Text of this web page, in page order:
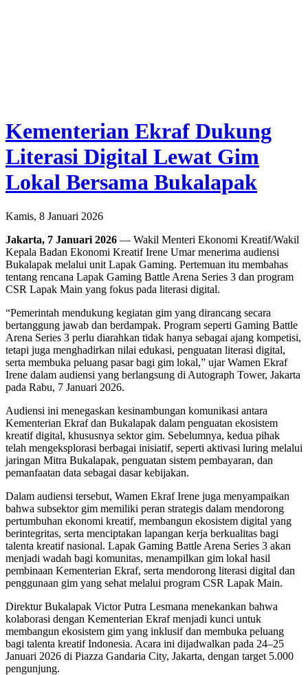
Kementerian Ekraf Dukung
Literasi Digital Lewat Gim
Lokal Bersama Bukalapak
Kamis, 8 Januari 2026
Jakarta, 7 Januari 2026 — Wakil Menteri Ekonomi Kreatif/Wakil
Kepala Badan Ekonomi Kreatif Irene Umar menerima audiensi
Bukalapak melalui unit Lapak Gaming. Pertemuan itu membahas
tentang rencana Lapak Gaming Battle Arena Series 3 dan program
CSR Lapak Main yang fokus pada literasi digital.
“Pemerintah mendukung kegiatan gim yang dirancang secara
bertanggung jawab dan berdampak. Program seperti Gaming Battle
Arena Series 3 perlu diarahkan tidak hanya sebagai ajang kompetisi,
tetapi juga menghadirkan nilai edukasi, penguatan literasi digital,
serta membuka peluang pasar bagi gim lokal,” ujar Wamen Ekraf
Irene dalam audiensi yang berlangsung di Autograph Tower, Jakarta
pada Rabu, 7 Januari 2026.
Audiensi ini menegaskan kesinambungan komunikasi antara
Kementerian Ekraf dan Bukalapak dalam penguatan ekosistem
kreatif digital, khususnya sektor gim. Sebelumnya, kedua pihak
telah mengeksplorasi berbagai inisiatif, seperti aktivasi luring melalui
jaringan Mitra Bukalapak, penguatan sistem pembayaran, dan
pemanfaatan data sebagai dasar kebijakan.
Dalam audiensi tersebut, Wamen Ekraf Irene juga menyampaikan
bahwa subsektor gim memiliki peran strategis dalam mendorong
pertumbuhan ekonomi kreatif, membangun ekosistem digital yang
berintegritas, serta menciptakan lapangan kerja berkualitas bagi
talenta kreatif nasional. Lapak Gaming Battle Arena Series 3 akan
menjadi wadah bagi komunitas, menampilkan gim lokal hasil
pembinaan Kementerian Ekraf, serta mendorong literasi digital dan
penggunaan gim yang sehat melalui program CSR Lapak Main.
Direktur Bukalapak Victor Putra Lesmana menekankan bahwa
kolaborasi dengan Kementerian Ekraf menjadi kunci untuk
membangun ekosistem gim yang inklusif dan membuka peluang
bagi talenta kreatif Indonesia. Acara ini dijadwalkan pada 24–25
Januari 2026 di Piazza Gandaria City, Jakarta, dengan target 5.000
pengunjung.